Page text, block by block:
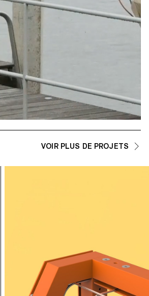
VOIR PLUS DE PROJETS